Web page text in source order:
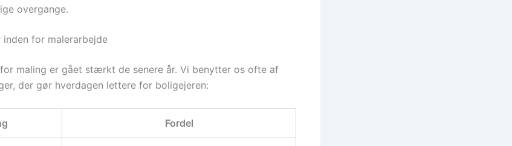
overgange.
inden for malerarbejde
maling er gået stærkt de senere år. Vi benytter os ofte af
der gør hverdagen lettere for boligejeren:
Fordel